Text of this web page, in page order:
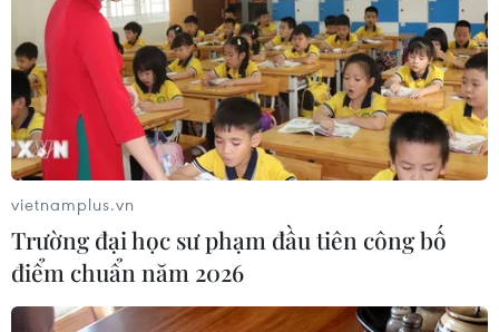
#Azerbaijan #Armenia
#ngôi làng tranh chấp
#biên giới tranh chấp
Armenia Azerbaijan
Theo dõi VietnamPlus
vietnamplus.vn
Trường đại học sư phạm đầu tiên công bố
điểm chuẩn năm 2026